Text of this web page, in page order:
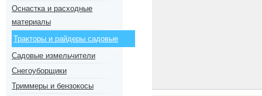
Оснастка и расходные
материалы
Тракторы и райдеры садовые
Садовые измельчители
Снегоуборщики
Триммеры и бензокосы